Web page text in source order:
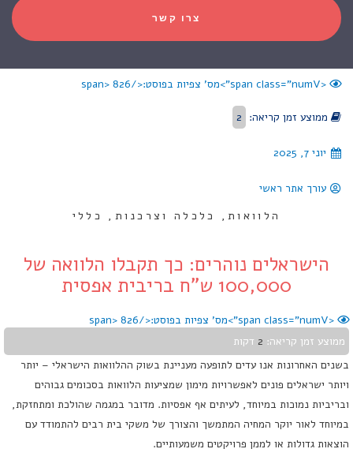
<span class="numV">מס' צפיות בפוסט:</span> 826
ממוצע זמן קריאה: 2
יוני 7, 2025
עורך אתר ראשי
הלוואות, כלכלה וצרכנות , כללי
הישראלים נוהרים: כך תקבלו הלוואה של
100,000 ש"ח בריבית אפסית
<span class="numV">מס' צפיות בפוסט:</span>
826
ממוצע זמן קריאה: 2 דקות
בשנים האחרונות אנו עדים לתופעה מעניינת בשוק ההלוואות הישראלי – יותר
ויותר ישראלים פונים לאפשרויות מימון שמציעות הלוואות בסכומים גבוהים
ובריביות נמוכות במיוחד, לעיתים אף אפסיות. מדובר במגמה שהולכת ומתחזקת,
במיוחד לאור יוקר המחיה המתמשך והצורך של משקי בית רבים להתמודד עם
הוצאות גדולות או לממן פרויקטים משמעותיים.
צרו קשר